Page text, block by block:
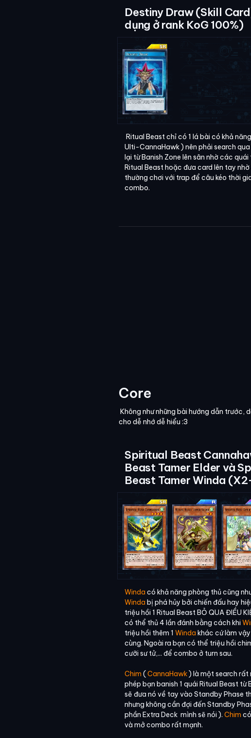
Destiny Draw (Skill
dụng ở rank KoG 100%)
Ritual Beast chỉ có 1 lá bài có khả
Ulti-CannaHawk ) nên phải search
lại từ Banish Zone lên sân nhờ các quái
Ritual Beast hoặc đưa card lên tay
thường chơi với trap để câu kéo thời
combo.
Core
Không như những bài hướng dẫn trước,
cho dễ nhớ dễ hiểu :3
Spiritual Beast
Beast Tamer Elder và
Beast Tamer Winda
Winda có khả năng phòng thủ cũng
Winda bị phá hủy bởi chiến đấu hay
triệu hồi 1 Ritual Beast BỎ QUA ĐIỀU
có thể thủ 4 lần đánh bằng cách khi
triệu hồi thêm 1 Winda khác cứ làm
cùng. Ngoài ra bạn có thể triệu hồi
cưỡi sư tử,... để combo ở turn sau.
Chim ( CannaHawk ) là một search rất
phép bạn banish 1 quái Ritual Beast từ
sẽ đưa nó về tay vào Standby Phase
nhưng không cần đợi đến Standby
phần Extra Deck mình sẽ nói ). Chim
và mở combo rất mạnh.